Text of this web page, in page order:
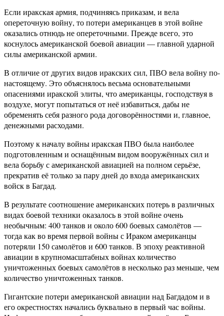
Если иракская армия, подчиняясь приказам, и вела
опереточную войну, то потери американцев в этой войне
оказались отнюдь не опереточными. Прежде всего, это
коснулось американской боевой авиации — главной ударной
силы американской армии.
В отличие от других видов иракских сил, ПВО вела войну по-
настоящему. Это объяснялось весьма основательными
опасениями иракской элиты, что американцы, господствуя в
воздухе, могут попытаться от неё избавиться, дабы не
обременять себя разного рода договорённостями и, главное,
денежными расходами.
Поэтому к началу войны иракская ПВО была наиболее
подготовленным и оснащённым видом вооружённых сил и
вела борьбу с американской авиацией на полном серьёзе,
прекратив её только за пару дней до входа американских
войск в Багдад.
В результате соотношение американских потерь в различных
видах боевой техники оказалось в этой войне очень
необычным: 400 танков и около 600 боевых самолётов —
тогда как во время первой войны с Ираком американцы
потеряли 150 самолётов и 600 танков. В эпоху реактивной
авиации в крупномасштабных войнах количество
уничтоженных боевых самолётов в несколько раз меньше, чем
количество уничтоженных танков.
Гигантские потери американской авиации над Багдадом и в
его окрестностях начались буквально в первый час войны.